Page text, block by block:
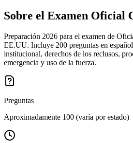
Sobre el Examen Oficial
Preparación 2026 para el examen de
EE.UU. Incluye 200 preguntas en
institucional, derechos de los reclusos,
emergencia y uso de la fuerza.
Preguntas
Aproximadamente 100 (varía por estado)